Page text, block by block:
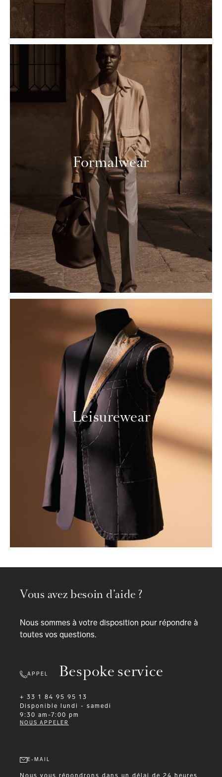
Formalwear
Leisurewear
Bespoke service
Vous avez besoin d’aide ?
Nous sommes à votre disposition pour répondre à
toutes vos questions.
APPEL
+ 33 1 84 95 95 13
Disponible
lundi - samedi
9:30 am-7:00 pm
NOUS APPELER
E-MAIL
Nous vous répondrons dans un délai de 24 heures